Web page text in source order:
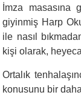
İmza
giyinmiş Harp
ile nasıl
kişi olarak,
Ortalık
konusunu bir